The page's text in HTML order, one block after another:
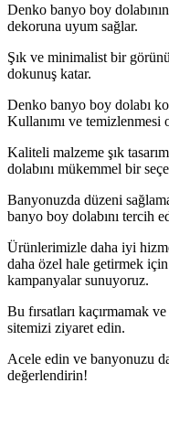
Denko banyo boy
dekoruna uyum sağlar.
Şık ve minimalist bir
dokunuş katar.
Denko banyo boy dolabı
Kullanımı ve temizlenmesi
Kaliteli malzeme şık
dolabını mükemmel bir
Banyonuzda düzeni
banyo boy dolabını tercih
Ürünlerimizle daha iyi
daha özel hale getirmek
kampanyalar sunuyoruz.
Bu fırsatları kaçırmamak
sitemizi ziyaret edin.
Acele edin ve banyonuzu
değerlendirin!